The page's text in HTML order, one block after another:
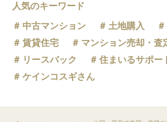
人気のキーワード
中古マンション
土地購入
賃貸住宅
マンション売却・査
リースバック
住まいるサポー
ケインコスギさん